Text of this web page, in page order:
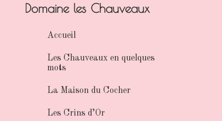
Domaine les Chauveaux
Accueil
Les Chauveaux en quelques
mots
La Maison du Cocher
Les Crins d’Or